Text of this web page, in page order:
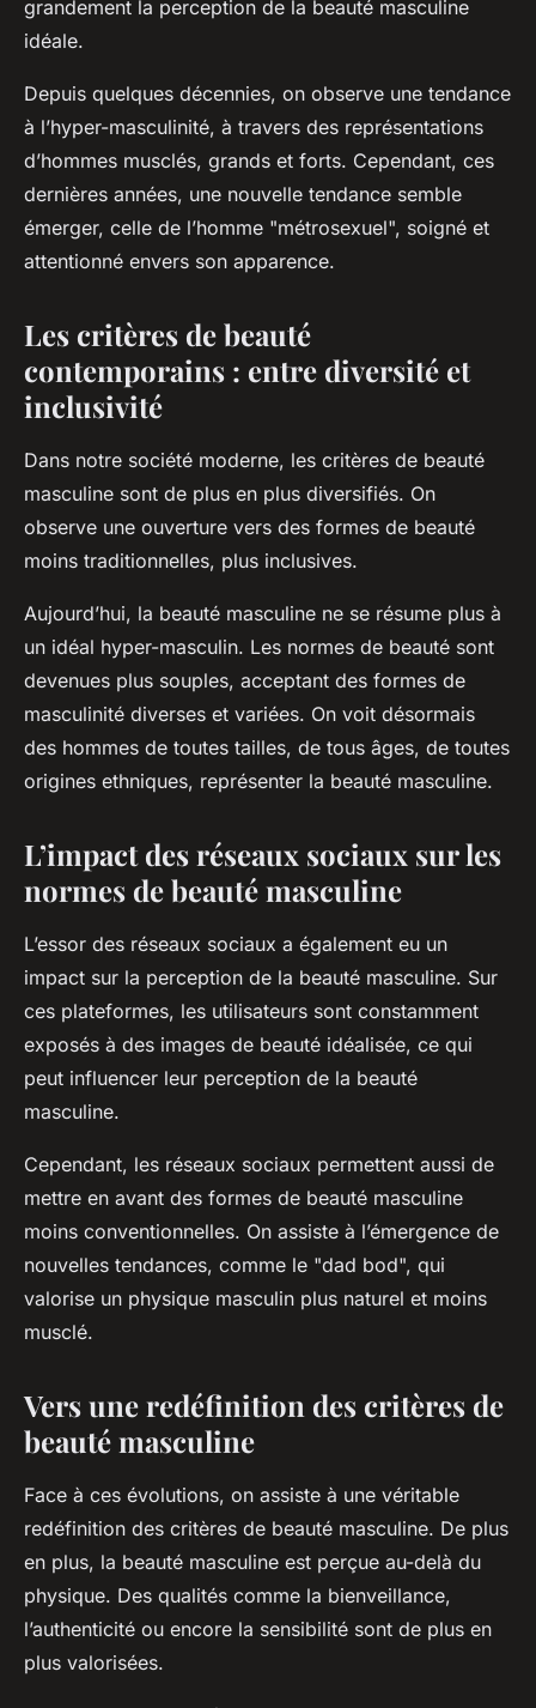
grandement la perception de la beauté masculine
idéale.
Depuis quelques décennies, on observe une tendance
à l’hyper-masculinité, à travers des représentations
d’hommes musclés, grands et forts. Cependant, ces
dernières années, une nouvelle tendance semble
émerger, celle de l’homme "métrosexuel", soigné et
attentionné envers son apparence.
Les critères de beauté
contemporains : entre diversité et
inclusivité
Dans notre société moderne, les critères de beauté
masculine sont de plus en plus diversifiés. On
observe une ouverture vers des formes de beauté
moins traditionnelles, plus inclusives.
Aujourd’hui, la beauté masculine ne se résume plus à
un idéal hyper-masculin. Les normes de beauté sont
devenues plus souples, acceptant des formes de
masculinité diverses et variées. On voit désormais
des hommes de toutes tailles, de tous âges, de toutes
origines ethniques, représenter la beauté masculine.
L’impact des réseaux sociaux sur les
normes de beauté masculine
L’essor des réseaux sociaux a également eu un
impact sur la perception de la beauté masculine. Sur
ces plateformes, les utilisateurs sont constamment
exposés à des images de beauté idéalisée, ce qui
peut influencer leur perception de la beauté
masculine.
Cependant, les réseaux sociaux permettent aussi de
mettre en avant des formes de beauté masculine
moins conventionnelles. On assiste à l’émergence de
nouvelles tendances, comme le "dad bod", qui
valorise un physique masculin plus naturel et moins
musclé.
Vers une redéfinition des critères de
beauté masculine
Face à ces évolutions, on assiste à une véritable
redéfinition des critères de beauté masculine. De plus
en plus, la beauté masculine est perçue au-delà du
physique. Des qualités comme la bienveillance,
l’authenticité ou encore la sensibilité sont de plus en
plus valorisées.